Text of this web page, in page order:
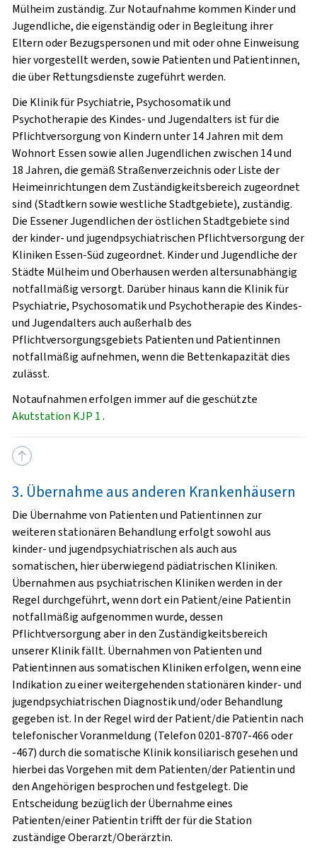
Mülheim zuständig. Zur Notaufnahme kommen Kinder und
Jugendliche, die eigenständig oder in Begleitung ihrer
Eltern oder Bezugspersonen und mit oder ohne Einweisung
hier vorgestellt werden, sowie Patienten und Patientinnen,
die über Rettungsdienste zugeführt werden.
Die Klinik für Psychiatrie, Psychosomatik und
Psychotherapie des Kindes- und Jugendalters ist für die
Pflichtversorgung von Kindern unter 14 Jahren mit dem
Wohnort Essen sowie allen Jugendlichen zwischen 14 und
18 Jahren, die gemäß Straßenverzeichnis oder Liste der
Heimeinrichtungen dem Zuständigkeitsbereich zugeordnet
sind (Stadtkern sowie westliche Stadtgebiete), zuständig.
Die Essener Jugendlichen der östlichen Stadtgebiete sind
der kinder- und jugendpsychiatrischen Pflichtversorgung der
Kliniken Essen-Süd zugeordnet. Kinder und Jugendliche der
Städte Mülheim und Oberhausen werden altersunabhängig
notfallmäßig versorgt. Darüber hinaus kann die Klinik für
Psychiatrie, Psychosomatik und Psychotherapie des Kindes-
und Jugendalters auch außerhalb des
Pflichtversorgungsgebiets Patienten und Patientinnen
notfallmäßig aufnehmen, wenn die Bettenkapazität dies
zulässt.
Notaufnahmen erfolgen immer auf die geschützte
Akutstation KJP 1.
3. Übernahme aus anderen Krankenhäusern
Die Übernahme von Patienten und Patientinnen zur
weiteren stationären Behandlung erfolgt sowohl aus
kinder- und jugendpsychiatrischen als auch aus
somatischen, hier überwiegend pädiatrischen Kliniken.
Übernahmen aus psychiatrischen Kliniken werden in der
Regel durchgeführt, wenn dort ein Patient/eine Patientin
notfallmäßig aufgenommen wurde, dessen
Pflichtversorgung aber in den Zuständigkeitsbereich
unserer Klinik fällt. Übernahmen von Patienten und
Patientinnen aus somatischen Kliniken erfolgen, wenn eine
Indikation zu einer weitergehenden stationären kinder- und
jugendpsychiatrischen Diagnostik und/oder Behandlung
gegeben ist. In der Regel wird der Patient/die Patientin nach
telefonischer Voranmeldung (Telefon 0201-8707-466 oder
-467) durch die somatische Klinik konsiliarisch gesehen und
hierbei das Vorgehen mit dem Patienten/der Patientin und
den Angehörigen besprochen und festgelegt. Die
Entscheidung bezüglich der Übernahme eines
Patienten/einer Patientin trifft der für die Station
zuständige Oberarzt/Oberärztin.